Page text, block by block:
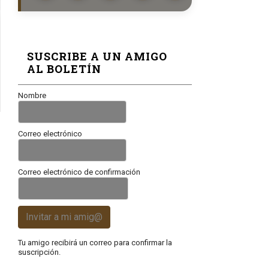
SUSCRIBE A UN AMIGO
AL BOLETÍN
Nombre
Correo electrónico
Correo electrónico de confirmación
Invitar a mi amig@
Tu amigo recibirá un correo para confirmar la
suscripción.